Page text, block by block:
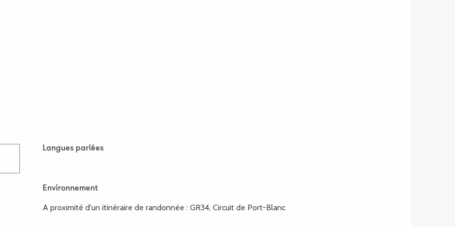
Langues parlées
Langues parlées
Environnement
Environnement
A proximité d'un itinéraire de randonnée : GR34, Circuit de Port-Blanc